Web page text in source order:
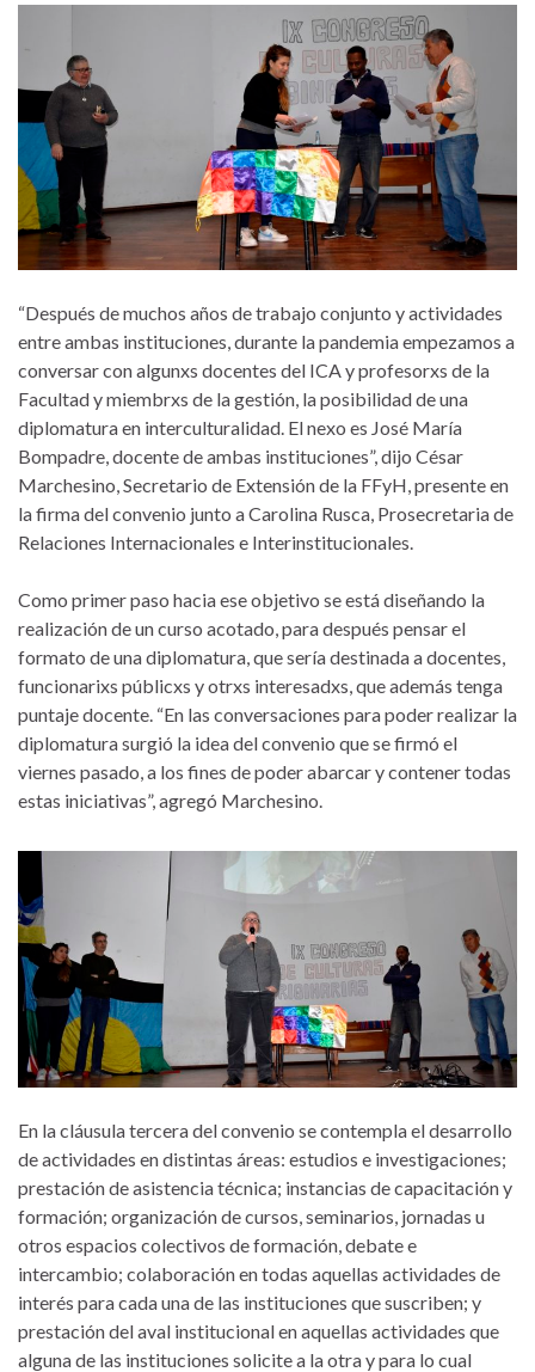
“Después de muchos años de trabajo conjunto y actividades
entre ambas instituciones, durante la pandemia empezamos a
conversar con algunxs docentes del ICA y profesorxs de la
Facultad y miembrxs de la gestión, la posibilidad de una
diplomatura en interculturalidad. El nexo es José María
Bompadre, docente de ambas instituciones”, dijo César
Marchesino, Secretario de Extensión de la FFyH, presente en
la firma del convenio junto a Carolina Rusca, Prosecretaria de
Relaciones Internacionales e Interinstitucionales.
Como primer paso hacia ese objetivo se está diseñando la
realización de un curso acotado, para después pensar el
formato de una diplomatura, que sería destinada a docentes,
funcionarixs públicxs y otrxs interesadxs, que además tenga
puntaje docente. “En las conversaciones para poder realizar la
diplomatura surgió la idea del convenio que se firmó el
viernes pasado, a los fines de poder abarcar y contener todas
estas iniciativas”, agregó Marchesino.
En la cláusula tercera del convenio se contempla el desarrollo
de actividades en distintas áreas: estudios e investigaciones;
prestación de asistencia técnica; instancias de capacitación y
formación; organización de cursos, seminarios, jornadas u
otros espacios colectivos de formación, debate e
intercambio; colaboración en todas aquellas actividades de
interés para cada una de las instituciones que suscriben; y
prestación del aval institucional en aquellas actividades que
alguna de las instituciones solicite a la otra y para lo cual